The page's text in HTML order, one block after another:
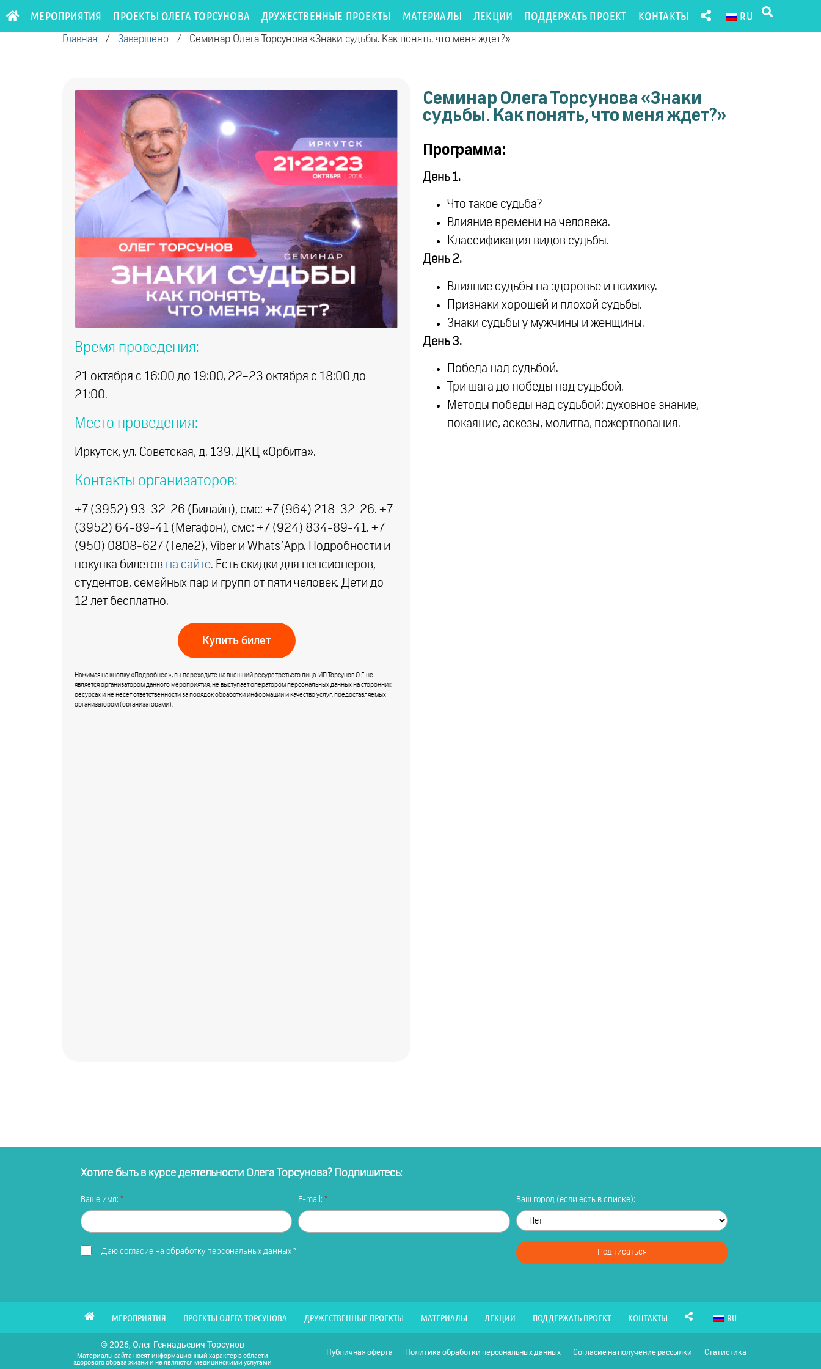
МЕРОПРИЯТИЯ ПРОЕКТЫ ОЛЕГА ТОРСУНОВА ДРУЖЕСТВЕННЫЕ ПРОЕКТЫ МАТЕРИАЛЫ ЛЕКЦИИ ПОДДЕРЖАТЬ ПРОЕКТ КОНТАКТЫ RU
Главная / Завершено / Семинар Олега Торсунова «Знаки судьбы. Как понять, что меня ждет?»
Время проведения:
21 октября с 16:00 до 19:00, 22–23 октября с 18:00 до
21:00.
Место проведения:
Иркутск, ул. Советская, д. 139. ДКЦ «Орбита».
Контакты организаторов:
+7 (3952) 93-32-26 (Билайн), смс: +7 (964) 218-32-26. +7
(3952) 64-89-41 (Мегафон), смс: +7 (924) 834-89-41. +7
(950) 0808-627 (Теле2), Viber и Whats`App. Подробности и
покупка билетов на сайте. Есть скидки для пенсионеров,
студентов, семейных пар и групп от пяти человек. Дети до
12 лет бесплатно.
Купить билет
Нажимая на кнопку «Подробнее», вы переходите на внешний ресурс третьего лица. ИП Торсунов О.Г. не
является организатором данного мероприятия, не выступает оператором персональных данных на сторонних
ресурсах и не несет ответственности за порядок обработки информации и качество услуг, предоставляемых
организатором (организаторами).
Семинар Олега Торсунова «Знаки
судьбы. Как понять, что меня ждет?»
Программа:
День 1.
Что такое судьба?
Влияние времени на человека.
Классификация видов судьбы.
День 2.
Влияние судьбы на здоровье и психику.
Признаки хорошей и плохой судьбы.
Знаки судьбы у мужчины и женщины.
День 3.
Победа над судьбой.
Три шага до победы над судьбой.
Методы победы над судьбой: духовное знание,
покаяние, аскезы, молитва, пожертвования.
Хотите быть в курсе деятельности Олега Торсунова? Подпишитесь:
Ваше имя: E-mail: Ваш город (если есть в списке):
Даю согласие на обработку персональных данных* Подписаться
МЕРОПРИЯТИЯ ПРОЕКТЫ ОЛЕГА ТОРСУНОВА ДРУЖЕСТВЕННЫЕ ПРОЕКТЫ МАТЕРИАЛЫ ЛЕКЦИИ ПОДДЕРЖАТЬ ПРОЕКТ КОНТАКТЫ RU
© 2026, Олег Геннадьевич Торсунов
Материалы сайта носят информационный характер в области
здорового образа жизни и не являются медицинскими услугами
Публичная оферта Политика обработки персональных данных Согласие на получение рассылки Статистика